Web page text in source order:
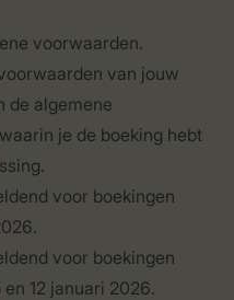
voorwaarden.
van jouw
de algemene
je de boeking hebt
voor boekingen
voor boekingen
12 januari 2026.